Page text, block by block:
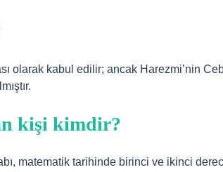
olarak kabul edilir; ancak Harezmi’nin
kişi kimdir?
matematik tarihinde birinci ve ikinci